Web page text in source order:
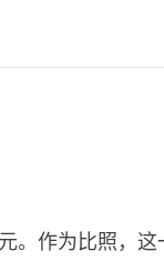
。作为比照，